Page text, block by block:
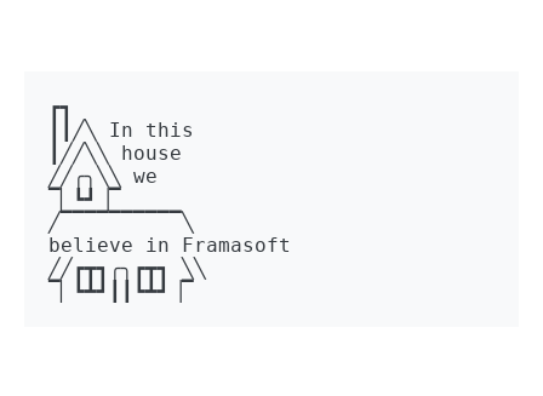
┏┓
┃┃╱╲ In this
┃╱╱╲╲ house
╱╱╭╮╲╲ we
▔▏┗┛▕▔
╱▔▔▔▔▔▔▔▔▔▔╲
believe in Framasoft
╱╱┏┳┓╭╮┏┳┓ ╲╲
▔▏┗┻┛┃┃┗┻┛▕▔